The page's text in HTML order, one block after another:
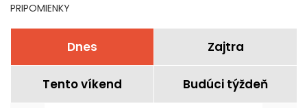
PRIPOMIENKY
Dnes Zajtra
Tento víkend Budúci týždeň